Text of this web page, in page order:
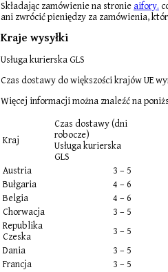
Składając zamówienie na stronie aifory.
ani zwrócić pieniędzy za zamówienia,
Kraje wysyłki
Usługa kurierska GLS
Czas dostawy do większości krajów UE
Więcej informacji można znaleźć na
Kraj
Czas dostawy (dni
robocze)
Usługa kurierska
GLS
Austria
3 – 5
Bułgaria
4 – 6
Belgia
4 – 6
Chorwacja
3 – 5
Republika
Czeska
3 – 5
Dania
3 – 5
Francja
3 – 5